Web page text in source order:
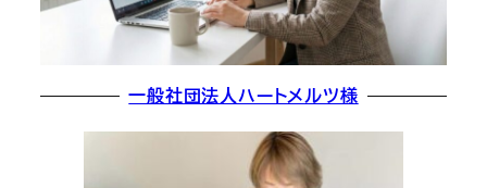
一般社団法人ハートメルツ様